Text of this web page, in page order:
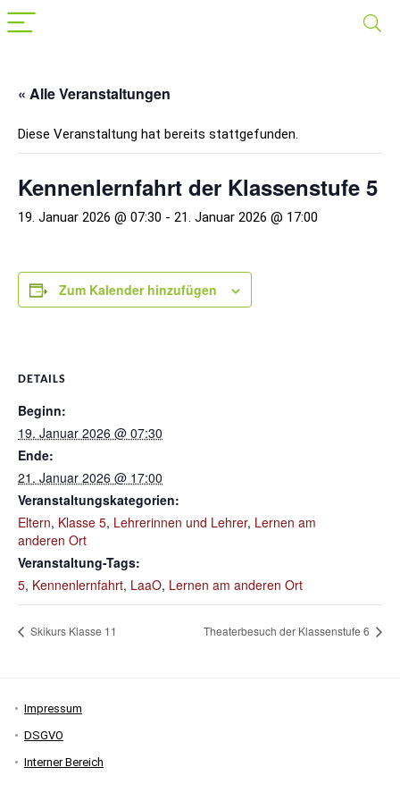
« Alle Veranstaltungen
Diese Veranstaltung hat bereits stattgefunden.
Kennenlernfahrt der Klassenstufe 5
19. Januar 2026 @ 07:30 - 21. Januar 2026 @ 17:00
Zum Kalender hinzufügen
DETAILS
Beginn:
19. Januar 2026 @ 07:30
Ende:
21. Januar 2026 @ 17:00
Veranstaltungskategorien:
Eltern, Klasse 5, Lehrerinnen und Lehrer, Lernen am
anderen Ort
Veranstaltung-Tags:
5, Kennenlernfahrt, LaaO, Lernen am anderen Ort
Skikurs Klasse 11 Theaterbesuch der Klassenstufe 6
Impressum
DSGVO
Interner Bereich